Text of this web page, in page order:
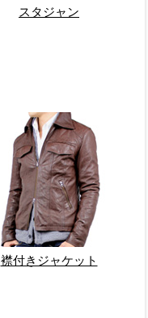
スタジャン
襟付きジャケット